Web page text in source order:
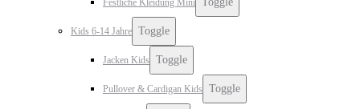
Festliche Kleidung Mini
Kids 6-14 Jahre Toggle
Jacken Kids Toggle
Pullover & Cardigan Kids Toggle